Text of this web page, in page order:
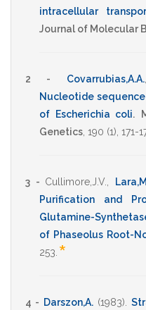
intracellular
Journal of Molecular
2 - Covarrubias,A.A.
Nucleotide
of Escherichia coli.
Genetics 190 (1), 171-
3 - Cullimore,J.V.
Purification and
Glutamine-
of Phaseolus Root-
253 *
4 - Darszon,A. (1983) .